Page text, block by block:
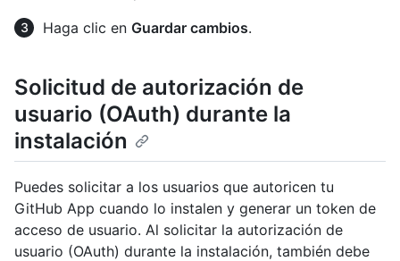
Haga clic en Guardar cambios.
Solicitud de autorización de
usuario (OAuth) durante la
instalación
Puedes solicitar a los usuarios que autoricen tu
GitHub App cuando lo instalen y generar un token de
acceso de usuario. Al solicitar la autorización de
usuario (OAuth) durante la instalación, también debe